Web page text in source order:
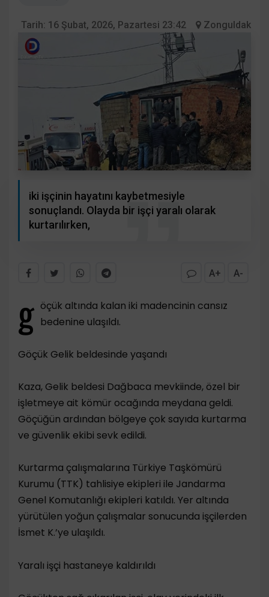
Tarih: 16 Şubat, 2026, Pazartesi 23:42 Zonguldak
iki işçinin hayatını kaybetmesiyle
sonuçlandı. Olayda bir işçi yaralı olarak
kurtarılırken,
A+ A-
g öçük altında kalan iki madencinin cansız
bedenine ulaşıldı.
Göçük Gelik beldesinde yaşandı
Kaza, Gelik beldesi Dağbaca mevkiinde, özel bir
işletmeye ait kömür ocağında meydana geldi.
Göçüğün ardından bölgeye çok sayıda kurtarma
ve güvenlik ekibi sevk edildi.
Kurtarma çalışmalarına Türkiye Taşkömürü
Kurumu (TTK) tahlisiye ekipleri ile Jandarma
Genel Komutanlığı ekipleri katıldı. Yer altında
yürütülen yoğun çalışmalar sonucunda işçilerden
İsmet K.’ye ulaşıldı.
Yaralı işçi hastaneye kaldırıldı